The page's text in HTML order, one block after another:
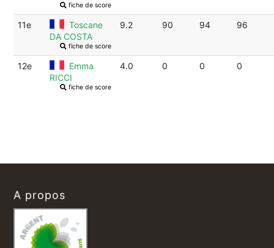
fiche de score
11e
Toscane
DA COSTA
fiche de score
9.2 90 94 96
12e
Emma
RICCI
fiche de score
4.0 0 0 0
A propos